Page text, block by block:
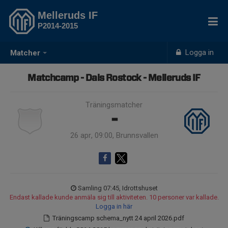
Matcher Logga in
Melleruds IF
P2014-2015
Matchcamp - Dals Rostock - Melleruds IF
Träningsmatcher
-
26 apr, 09:00, Brunnsvallen
Samling 07:45, Idrottshuset
Endast kallade kunde anmäla sig till aktiviteten. 10 personer var kallade.
Logga in här
Träningscamp schema_nytt 24 april 2026.pdf